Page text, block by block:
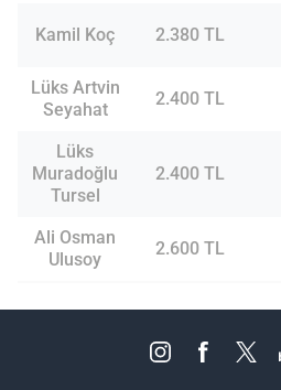
Kamil Koç 2.380 TL
Lüks Artvin
Seyahat
2.400 TL
Lüks
Muradoğlu
Tursel
2.400 TL
Ali Osman
Ulusoy
2.600 TL